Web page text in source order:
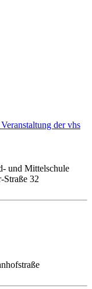
der vhs
und Mittelschule
32